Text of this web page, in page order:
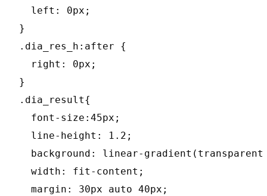
  left: 0px;
}
.dia_res_h:after {
  right: 0px;
}
.dia_result{
  font-size:45px;
  line-height: 1.2;
background: linear-
  width: fit-content;
  margin: 30px auto 40px;